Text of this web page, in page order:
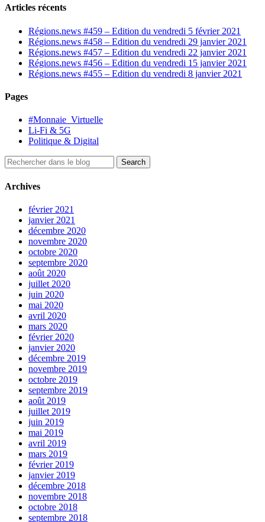
Articles récents
Régions.news #459 – Edition du vendredi 5 février 2021
Régions.news #458 – Edition du vendredi 29 janvier 2021
Régions.news #457 – Edition du vendredi 22 janvier 2021
Régions.news #456 – Edition du vendredi 15 janvier 2021
Régions.news #455 – Edition du vendredi 8 janvier 2021
Pages
#Monnaie_Virtuelle
Li-Fi & 5G
Politique & Digital
Archives
février 2021
janvier 2021
décembre 2020
novembre 2020
octobre 2020
septembre 2020
août 2020
juillet 2020
juin 2020
mai 2020
avril 2020
mars 2020
février 2020
janvier 2020
décembre 2019
novembre 2019
octobre 2019
septembre 2019
août 2019
juillet 2019
juin 2019
mai 2019
avril 2019
mars 2019
février 2019
janvier 2019
décembre 2018
novembre 2018
octobre 2018
septembre 2018